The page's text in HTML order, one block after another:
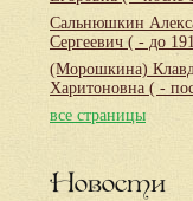
Сальнюшкин
Сергеевич ( - до
(Морошкина)
Харитоновна ( -
все страницы
Новости